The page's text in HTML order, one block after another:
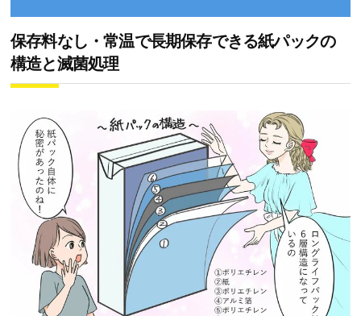
保存料なし・常温で長期保存できる紙パックの
構造と滅菌処理